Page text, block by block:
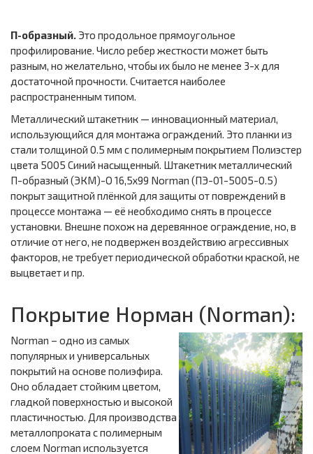
П-образный. Это продольное прямоугольное
профилирование. Число ребер жесткости может быть
разным, но желательно, чтобы их было не менее 3-х для
достаточной прочности. Считается наиболее
распространенным типом.
Металлический штакетник — инновационный материал,
использующийся для монтажа ограждений. Это планки из
стали толщиной 0.5 мм с полимерным покрытием Полиэстер
цвета 5005 Синий насыщенный. Штакетник металлический
П-образный (ЭКМ)-O 16,5х99 Norman (ПЭ-01-5005-0.5)
покрыт защитной плёнкой для защиты от повреждений в
процессе монтажа — её необходимо снять в процессе
установки. Внешне похож на деревянное ограждение, но, в
отличие от него, не подвержен воздействию агрессивных
факторов, не требует периодической обработки краской, не
выцветает и пр.
Покрытие Норман (Norman):
Norman – одно из самых
популярных и универсальных
покрытий на основе полиэфира.
Оно обладает стойким цветом,
гладкой поверхностью и высокой
пластичностью. Для производства
металлопроката с полимерным
слоем Norman используется